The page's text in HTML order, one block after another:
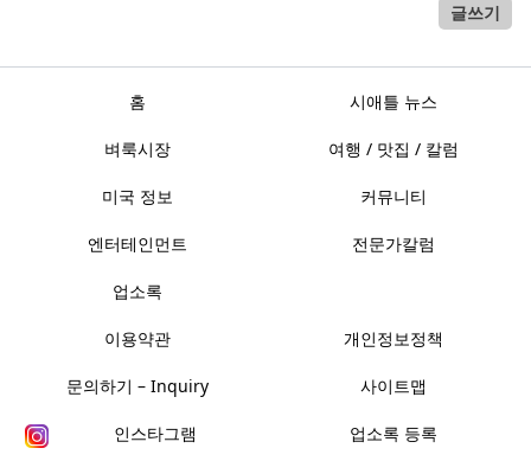
글쓰기
홈 시애틀 뉴스
벼룩시장 여행 / 맛집 / 칼럼
미국 정보 커뮤니티
엔터테인먼트 전문가칼럼
업소록
이용약관 개인정보정책
문의하기 – Inquiry 사이트맵
인스타그램 업소록 등록